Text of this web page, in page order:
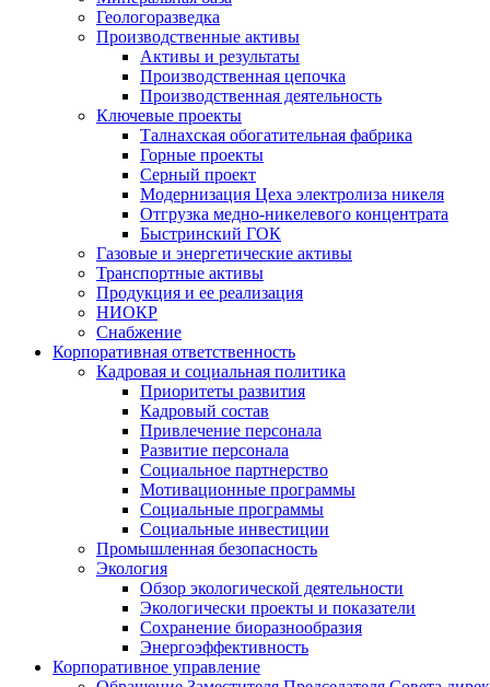
Геологоразведка
Производственные активы
Активы и результаты
Производственная цепочка
Производственная деятельность
Ключевые проекты
Талнахская обогатительная фабрика
Горные проекты
Серный проект
Модернизация Цеха электролиза никеля
Отгрузка медно-никелевого концентрата
Быстринский ГОК
Газовые и энергетические активы
Транспортные активы
Продукция и ее реализация
НИОКР
Снабжение
Корпоративная ответственность
Кадровая и социальная политика
Приоритеты развития
Кадровый состав
Привлечение персонала
Развитие персонала
Социальное партнерство
Мотивационные программы
Социальные программы
Социальные инвестиции
Промышленная безопасность
Экология
Обзор экологической деятельности
Экологически проекты и показатели
Сохранение биоразнообразия
Энергоэффективность
Корпоративное управление